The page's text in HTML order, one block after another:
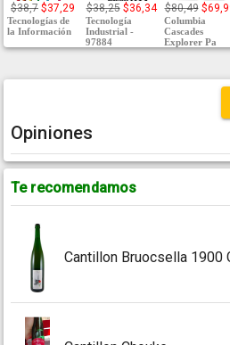
$38,7 $37,29
Tecnologías de
la Información
$38,25 $36,34
Tecnología
Industrial -
97884
$80,49
Columbia
Cascades
Explorer Pa
Opiniones
Te recomendamos
Cantillon Bruocsella 1900